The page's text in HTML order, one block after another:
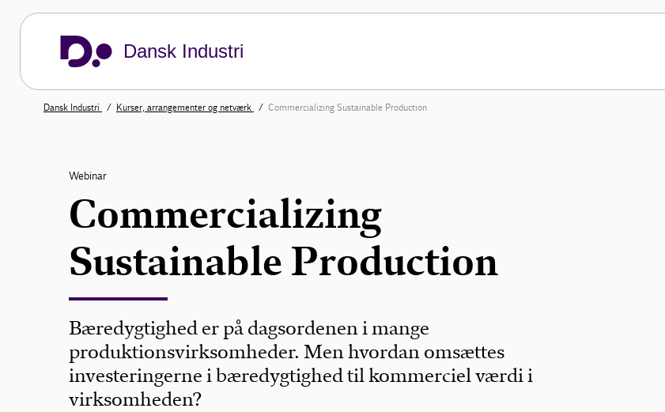
Dansk Industri
Dansk Industri Kurser, arrangementer og netværk Commercializing Sustainable Production
Webinar
Commercializing
Sustainable Production
Bæredygtighed er på dagsordenen i mange
produktionsvirksomheder. Men hvordan omsættes
investeringerne i bæredygtighed til kommerciel værdi i
virksomheden?